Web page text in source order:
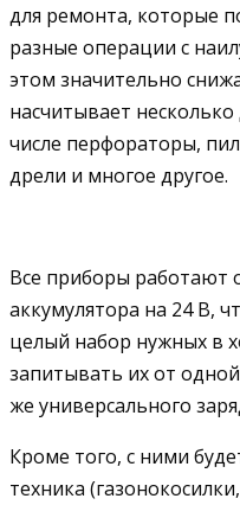
для ремонта, которые
разные операции с
этом значительно
насчитывает
числе перфораторы,
дрели и многое другое.
Все приборы работают
аккумулятора на 24 В,
целый набор нужных в
запитывать их от
же универсального
Кроме того, с ними
техника